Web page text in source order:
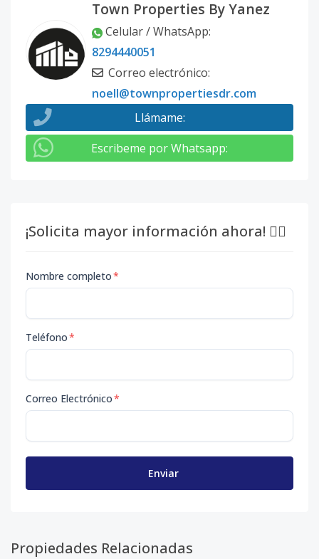
Town Properties By Yanez
Celular / WhatsApp:
8294440051
Correo electrónico:
noell@townpropertiesdr.com
Llámame:
Escribeme por Whatsapp:
¡Solicita mayor información ahora! 👇🏽
Nombre completo*
Teléfono*
Correo Electrónico*
Enviar
Propiedades Relacionadas